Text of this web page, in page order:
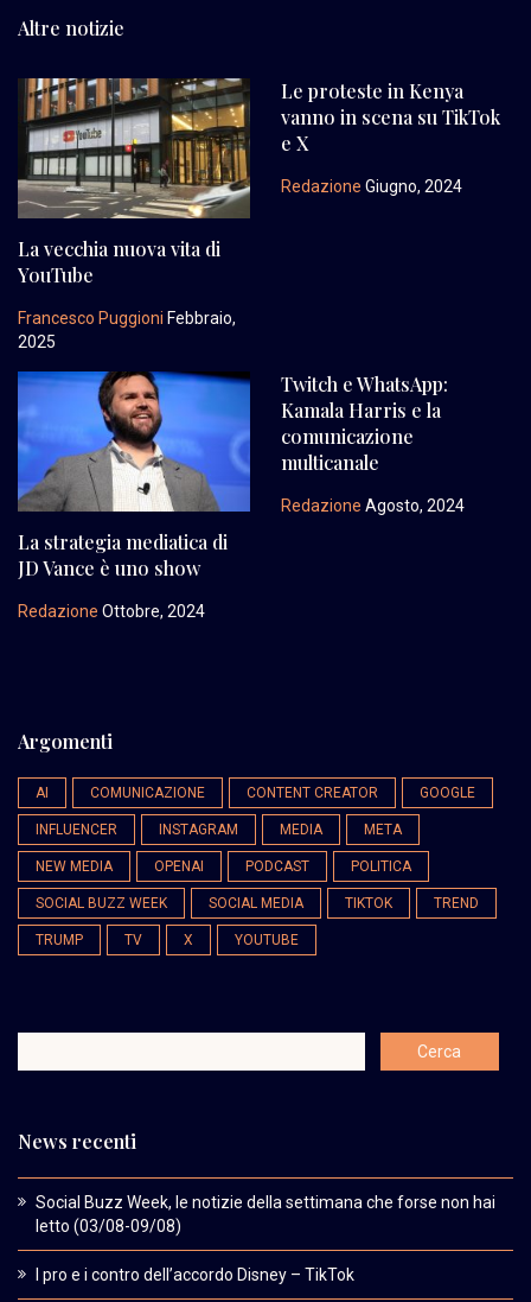
Altre notizie
La vecchia nuova vita di
YouTube
Francesco Puggioni Febbraio,
2025
Le proteste in Kenya
vanno in scena su TikTok
e X
Redazione Giugno, 2024
La strategia mediatica di
JD Vance è uno show
Redazione Ottobre, 2024
Twitch e WhatsApp:
Kamala Harris e la
comunicazione
multicanale
Redazione Agosto, 2024
Argomenti
AI COMUNICAZIONE CONTENT CREATOR GOOGLE
INFLUENCER INSTAGRAM MEDIA META
NEW MEDIA OPENAI PODCAST POLITICA
SOCIAL BUZZ WEEK SOCIAL MEDIA TIKTOK TREND
TRUMP TV X YOUTUBE
News recenti
Social Buzz Week, le notizie della settimana che forse non hai
letto (03/08-09/08)
I pro e i contro dell’accordo Disney – TikTok